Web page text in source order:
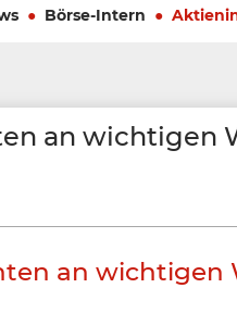
Börse-Intern
an wichtigen
an wichtigen